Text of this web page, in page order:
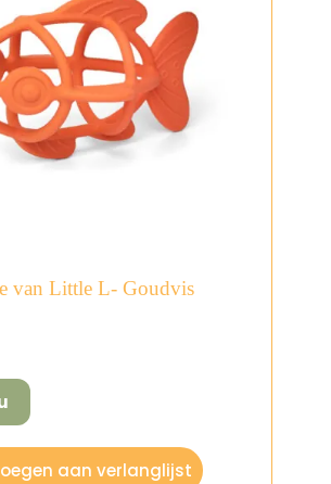
van Little L- Goudvis
aan verlanglijst